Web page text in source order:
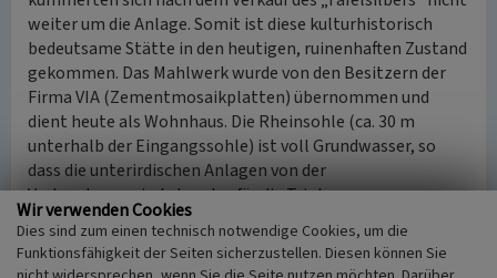
weiter um die Anlage. Somit ist diese kulturhistorisch
bedeutsame Stätte in den heutigen, ruinenhaften Zustand
gekommen. Das Mahlwerk wurde von den Besitzern der
Firma VIA (Zementmosaikplatten) übernommen und
dient heute als Wohnhaus. Die Rheinsohle (ca. 30 m
unterhalb der Eingangssohle) ist voll Grundwasser, so
dass die unterirdischen Anlagen von der
Verbandsgemeinde Loreley für die Trinkwasserversorgung
genutzt werden. Deshalb ist auch eine Befahrung (=
Besichtigung) nicht möglich.
Wir verwenden Cookies
Dies sind zum einen technisch notwendige Cookies, um die
Funktionsfähigkeit der Seiten sicherzustellen. Diesen können Sie